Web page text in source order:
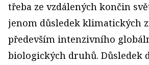
třeba ze vzdálených končin
jenom důsledek klimatických
především intenzivního
biologických druhů. Důsledek